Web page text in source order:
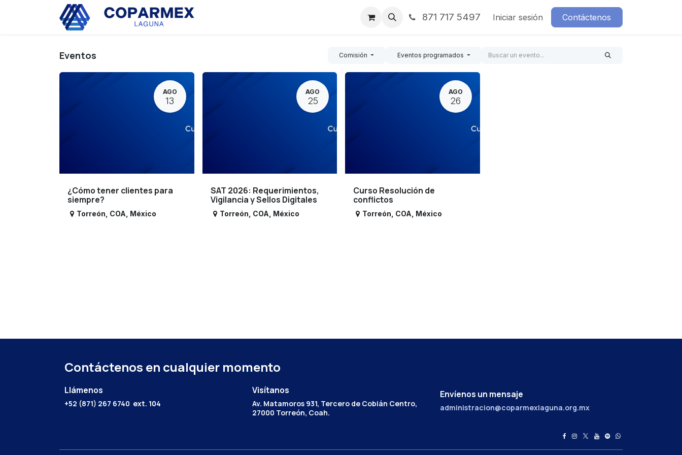
Noticias Contáctenos871 717 5497 Iniciar sesión Contáctenos
Eventos Comisión Eventos programados
AGO
13
¿Cómo tener clientes para
siempre?
Torreón COA México
AGO
25
SAT 2026: Requerimientos,
Vigilancia y Sellos Digitales
Torreón COA México
AGO
26
Curso Resolución de
conflictos
Torreón COA México
Contáctenos en cualquier momento
Llámenos
+52 (871) 267 6740 ext. 104
Envíenos un mensaje
administracion@coparmexlaguna.org.mx
Visítanos
Av. Matamoros 931, Tercero de Cobián Centro,
27000 Torreón, Coah.